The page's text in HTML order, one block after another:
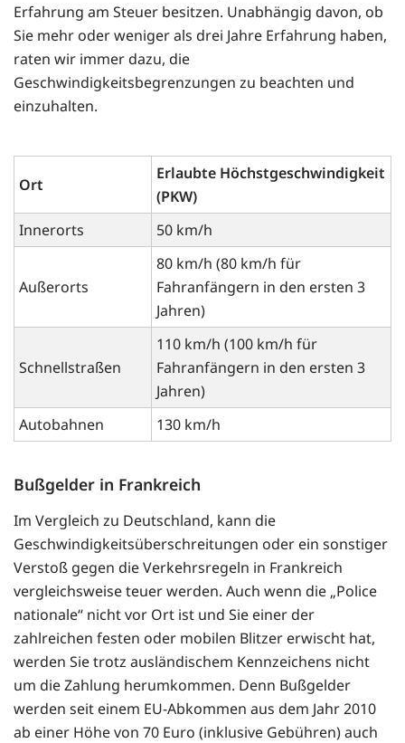
Erfahrung am Steuer besitzen. Unabhängig davon, ob
Sie mehr oder weniger als drei Jahre Erfahrung haben,
raten wir immer dazu, die
Geschwindigkeitsbegrenzungen zu beachten und
einzuhalten.
Ort
Erlaubte Höchstgeschwindigkeit
(PKW)
Innerorts
50 km/h
Außerorts
80 km/h (80 km/h für
Fahranfängern in den ersten 3
Jahren)
Schnellstraßen
110 km/h (100 km/h für
Fahranfängern in den ersten 3
Jahren)
Autobahnen
130 km/h
Bußgelder in Frankreich
Im Vergleich zu Deutschland, kann die
Geschwindigkeitsüberschreitungen oder ein sonstiger
Verstoß gegen die Verkehrsregeln in Frankreich
vergleichsweise teuer werden. Auch wenn die „Police
nationale“ nicht vor Ort ist und Sie einer der
zahlreichen festen oder mobilen Blitzer erwischt hat,
werden Sie trotz ausländischem Kennzeichens nicht
um die Zahlung herumkommen. Denn Bußgelder
werden seit einem EU-Abkommen aus dem Jahr 2010
ab einer Höhe von 70 Euro (inklusive Gebühren) auch